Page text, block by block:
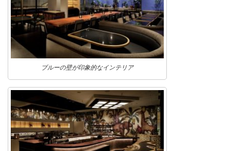
ブルーの壁が印象的なインテリア